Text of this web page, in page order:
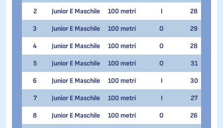
2 Junior E Maschile 100 metri I 28
3 Junior E Maschile 100 metri O 29
4 Junior E Maschile 100 metri O 28
5 Junior E Maschile 100 metri O 31
6 Junior E Maschile 100 metri I 30
7 Junior E Maschile 100 metri I 27
8 Junior E Maschile 100 metri O 26